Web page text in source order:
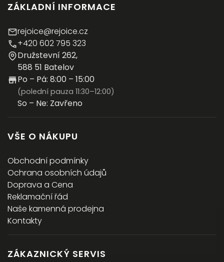
ZÁKLADNÍ INFORMACE
rejoice@rejoice.cz
+420 602 795 323
Družstevní 262,
588 51 Batelov
Po – Pá: 8:00 – 15:00
(polední pauza 11:30–12:00)
So – Ne: Zavřeno
VŠE O NÁKUPU
Obchodní podmínky
Ochrana osobních údajů
Doprava a Cena
Reklamační řád
Naše kamenná prodejna
Kontakty
ZÁKAZNICKÝ SERVIS